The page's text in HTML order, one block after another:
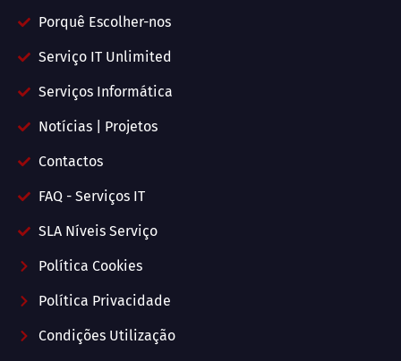
Porquê Escolher-nos
Serviço IT Unlimited
Serviços Informática
Notícias | Projetos
Contactos
FAQ - Serviços IT
SLA Níveis Serviço
Política Cookies
Política Privacidade
Condições Utilização